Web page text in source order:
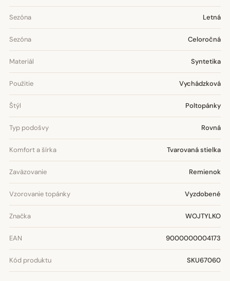
Sezóna Letná
Sezóna Celoročná
Materiál Syntetika
Použitie Vychádzková
Štýl Poltopánky
Typ podošvy Rovná
Komfort a šírka Tvarovaná stielka
Zaväzovanie Remienok
Vzorovanie topánky Vyzdobené
Značka WOJTYLKO
EAN 9000000004173
Kód produktu SKU67060